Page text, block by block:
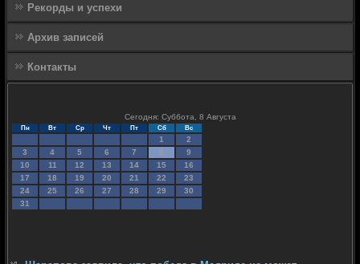
Рекорды и успехи
Архив записей
Контакты
Сегодня: Суббота, 8 Августа
Пн Вт Ср Чт Пт Сб Вс
1
2
3
4 5 6 7 8
9
10
11 12 13 14 15
16
17
18 19 20 21 22
23
24
25 26 27 28 29
30
31